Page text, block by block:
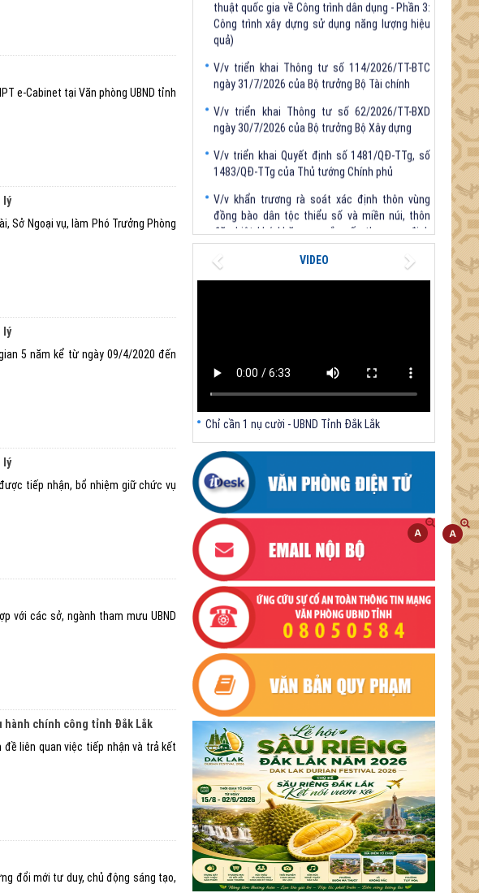
e-Cabinet tại Văn phòng UBND tỉnh
lý
Sở Ngoại vụ, làm Phó Trưởng Phòng
lý
5 năm kể từ ngày 09/4/2020 đến
lý
tiếp nhận, bổ nhiệm giữ chức vụ
với các sở, ngành tham mưu UBND
hành chính công tỉnh Đắk Lắk
liên quan việc tiếp nhận và trả kết
đổi mới tư duy, chủ động sáng tạo,
quả)
V/v triển khai Thông tư số 114/2026/TT-BTC
V/v triển khai Thông tư số 62/2026/TT-BXD
V/v triển khai Quyết định số 1481/QĐ-TTg, số
V/v khẩn trương rà soát xác định thôn vùng
đặc biệt khó khăn sau sắp xếp theo quy định
tại Nghị định số 272/2025/NĐ-CP
VIDEO
Previous
Chỉ cần 1 nụ cười - UBND Tỉnh Đắk Lắk